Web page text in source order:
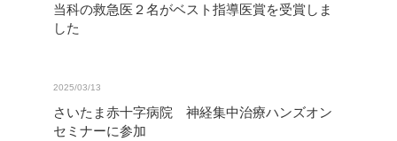
当科の救急医２名がベスト指導医賞を受賞しま
した
2025/03/13
さいたま赤十字病院 神経集中治療ハンズオン
セミナーに参加